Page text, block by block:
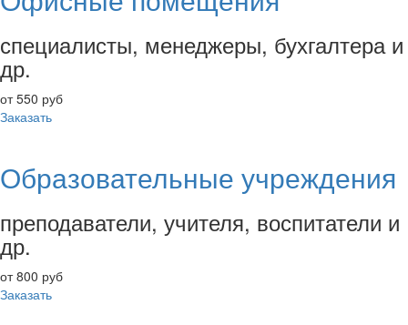
специалисты, менеджеры, бухгалтера и
др.
от 550 руб
Заказать
Образовательные учреждения
преподаватели, учителя, воспитатели и
др.
от 800 руб
Заказать